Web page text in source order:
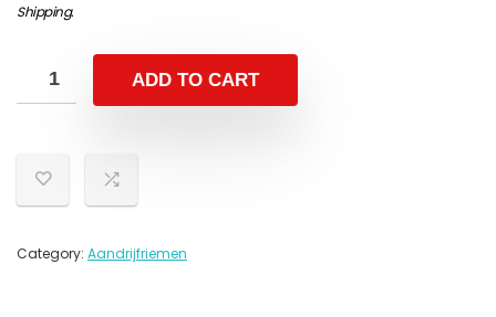
Shipping.
ADD TO CART
Category: Aandrijfriemen